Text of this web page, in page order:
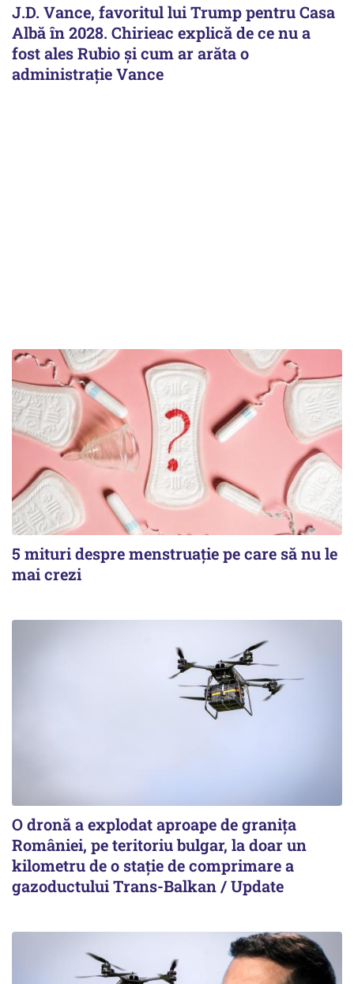
J.D. Vance, favoritul lui Trump pentru Casa
Albă în 2028. Chirieac explică de ce nu a
fost ales Rubio și cum ar arăta o
administrație Vance
5 mituri despre menstruație pe care să nu le
mai crezi
O dronă a explodat aproape de granița
României, pe teritoriu bulgar, la doar un
kilometru de o stație de comprimare a
gazoductului Trans-Balkan / Update